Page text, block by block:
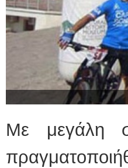
Με μεγάλη